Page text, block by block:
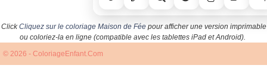
ClickCliquez sur le coloriage Maison de Féepour afficher une version imprimable
ou coloriez-la en ligne (compatible avec les tablettes iPad et Android).
© 2026 - ColoriageEnfant.Com